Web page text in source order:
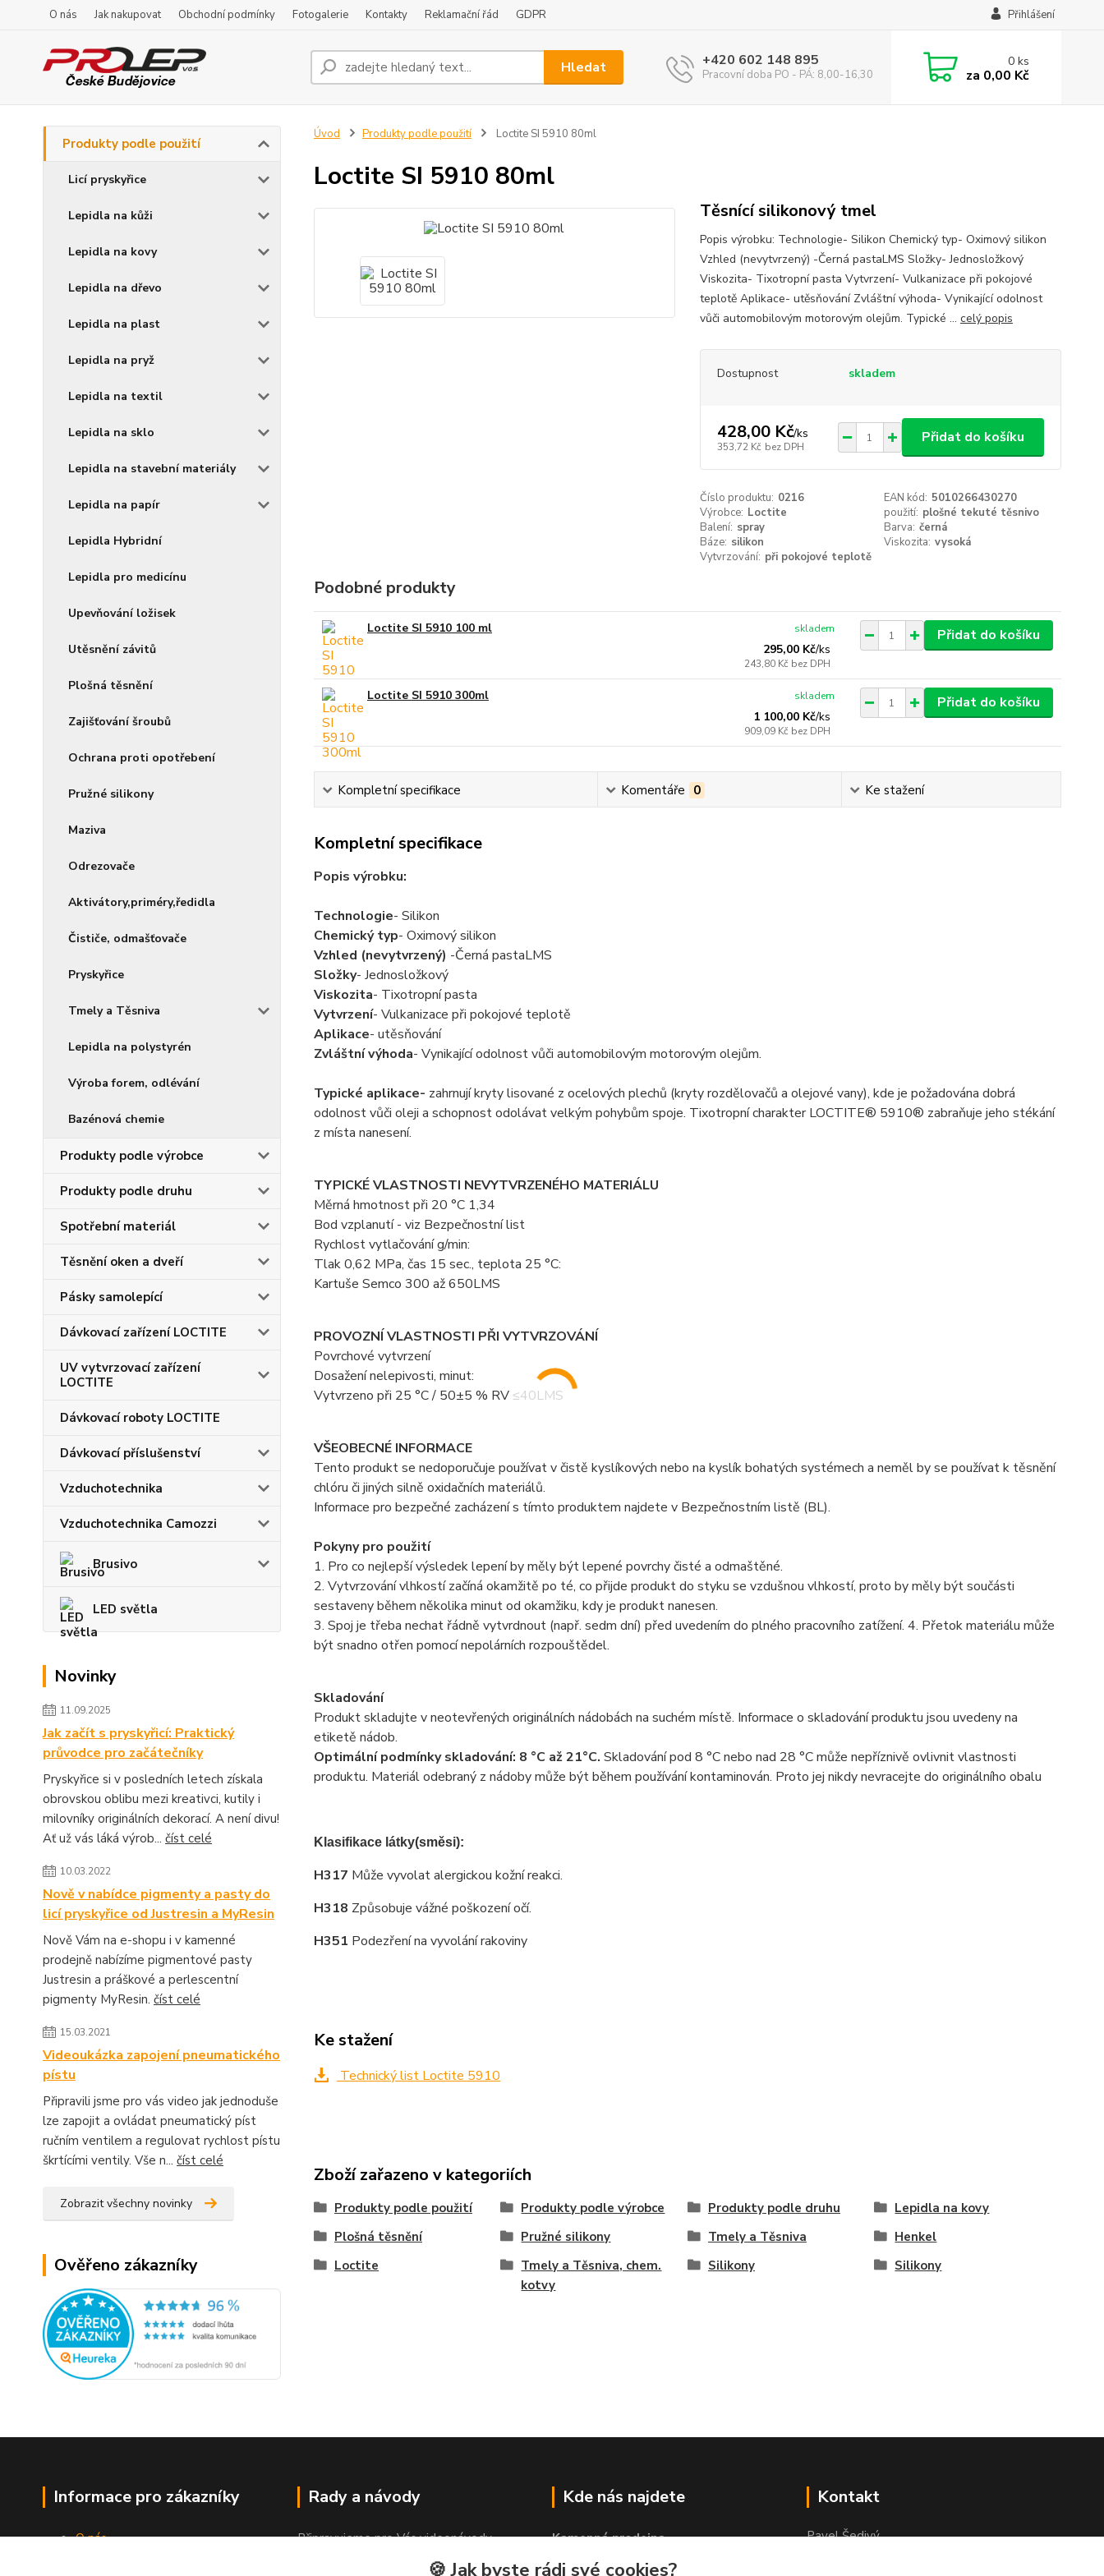
O nás Jak nakupovat Obchodní podmínky Fotogalerie Kontakty Reklamační řád GDPR Přihlášení
Hledat +420 602 148 895
Pracovní doba PO - PÁ: 8,00-16,30
0ks
za 0,00 Kč
Produkty podle použití
Licí pryskyřice
Lepidla na kůži
Lepidla na kovy
Lepidla na dřevo
Lepidla na plast
Lepidla na pryž
Lepidla na textil
Lepidla na sklo
Lepidla na stavební materiály
Lepidla na papír
Lepidla Hybridní
Lepidla pro medicínu
Upevňování ložisek
Utěsnění závitů
Plošná těsnění
Zajišťování šroubů
Ochrana proti opotřebení
Pružné silikony
Maziva
Odrezovače
Aktivátory,priméry,ředidla
Čističe, odmašťovače
Pryskyřice
Tmely a Těsniva
Lepidla na polystyrén
Výroba forem, odlévání
Bazénová chemie
Produkty podle výrobce
Produkty podle druhu
Spotřební materiál
Těsnění oken a dveří
Pásky samolepící
Dávkovací zařízení LOCTITE
UV vytvrzovací zařízení
LOCTITE
Dávkovací roboty LOCTITE
Dávkovací příslušenství
Vzduchotechnika
Vzduchotechnika Camozzi
Brusivo
LED světla
Novinky
11.09.2025
Jak začít s pryskyřicí: Praktický
průvodce pro začátečníky
Pryskyřice si v posledních letech získala
obrovskou oblibu mezi kreativci, kutily i
milovníky originálních dekorací. A není divu!
Ať už vás láká výrob... číst celé
10.03.2022
Nově v nabídce pigmenty a pasty do
licí pryskyřice od Justresin a MyResin
Nově Vám na e-shopu i v kamenné
prodejně nabízíme pigmentové pasty
Justresin a práškové a perlescentní
pigmenty MyResin. číst celé
15.03.2021
Videoukázka zapojení pneumatického
pístu
Připravili jsme pro vás video jak jednoduše
lze zapojit a ovládat pneumatický píst
ručním ventilem a regulovat rychlost pístu
škrtícími ventily. Vše n... číst celé
Zobrazit všechny novinky
Ověřeno zákazníky
Úvod Produkty podle použití Loctite SI 5910 80ml
Loctite SI 5910 80ml
Těsnící silikonový tmel
Popis výrobku: Technologie- Silikon Chemický typ- Oximový silikon
Vzhled (nevytvrzený) -Černá pastaLMS Složky- Jednosložkový
Viskozita- Tixotropní pasta Vytvrzení- Vulkanizace při pokojové
teplotě Aplikace- utěsňování Zvláštní výhoda- Vynikající odolnost
vůči automobilovým motorovým olejům. Typické ... celý popis
Dostupnost skladem
428,00 Kč/ks
353,72 Kč bez DPH
Přidat do košíku
Číslo produktu: 0216 EAN kód: 5010266430270
Výrobce: Loctite použití: plošné tekuté těsnivo
Balení: spray Barva: černá
Báze: silikon Viskozita: vysoká
Vytvrzování: při pokojové teplotě
Podobné produkty
Loctite SI 5910 100 ml
295,00 Kč/ks
243,80 Kč bez DPH
skladem Přidat do košíku
Loctite SI 5910 300ml
1 100,00 Kč/ks
909,09 Kč bez DPH
skladem Přidat do košíku
Kompletní specifikace Komentáře 0 Ke stažení
Kompletní specifikace
Popis výrobku:
Technologie- Silikon
Chemický typ- Oximový silikon
Vzhled (nevytvrzený) -Černá pastaLMS
Složky- Jednosložkový
Viskozita- Tixotropní pasta
Vytvrzení- Vulkanizace při pokojové teplotě
Aplikace- utěsňování
Zvláštní výhoda- Vynikající odolnost vůči automobilovým motorovým olejům.
Typické aplikace- zahrnují kryty lisované z ocelových plechů (kryty rozdělovačů a olejové vany), kde je požadována dobrá
odolnost vůči oleji a schopnost odolávat velkým pohybům spoje. Tixotropní charakter LOCTITE® 5910® zabraňuje jeho stékání
z místa nanesení.
TYPICKÉ VLASTNOSTI NEVYTVRZENÉHO MATERIÁLU
Měrná hmotnost při 20 °C 1,34
Bod vzplanutí - viz Bezpečnostní list
Rychlost vytlačování g/min:
Tlak 0,62 MPa, čas 15 sec., teplota 25 °C:
Kartuše Semco 300 až 650LMS
PROVOZNÍ VLASTNOSTI PŘI VYTVRZOVÁNÍ
Povrchové vytvrzení
Dosažení nelepivosti, minut:
Vytvrzeno při 25 °C / 50±5 % RV ≤40LMS
VŠEOBECNÉ INFORMACE
Tento produkt se nedoporučuje používat v čistě kyslíkových nebo na kyslík bohatých systémech a neměl by se používat k těsnění
chlóru či jiných silně oxidačních materiálů.
Informace pro bezpečné zacházení s tímto produktem najdete v Bezpečnostním listě (BL).
Pokyny pro použití
1. Pro co nejlepší výsledek lepení by měly být lepené povrchy čisté a odmaštěné.
2. Vytvrzování vlhkostí začíná okamžitě po té, co přijde produkt do styku se vzdušnou vlhkostí, proto by měly být součásti
sestaveny během několika minut od okamžiku, kdy je produkt nanesen.
3. Spoj je třeba nechat řádně vytvrdnout (např. sedm dní) před uvedením do plného pracovního zatížení. 4. Přetok materiálu může
být snadno otřen pomocí nepolárních rozpouštědel.
Skladování
Produkt skladujte v neotevřených originálních nádobách na suchém místě. Informace o skladování produktu jsou uvedeny na
etiketě nádob.
Optimální podmínky skladování: 8 °C až 21°C. Skladování pod 8 °C nebo nad 28 °C může nepříznivě ovlivnit vlastnosti
produktu. Materiál odebraný z nádoby může být během používání kontaminován. Proto jej nikdy nevracejte do originálního obalu
Klasifikace látky(směsi):
H317 Může vyvolat alergickou kožní reakci.
H318 Způsobuje vážné poškození očí.
H351 Podezření na vyvolání rakoviny
Ke stažení
Technický list Loctite 5910
Zboží zařazeno v kategoriích
Produkty podle použití Produkty podle výrobce Produkty podle druhu
Lepidla na kovy
Plošná těsnění
Pružné silikony Tmely a Těsniva
Henkel
Loctite
Tmely a Těsniva, chem.
kotvy
Silikony Silikony
Informace pro zákazníky
O nás
Rady a návody
Připravujeme pro Vás videonávody
Kde nás najdete
Kamenná prodejna
Kontakt
Pavel Šedivý
🍪 Jak byste rádi své cookies?